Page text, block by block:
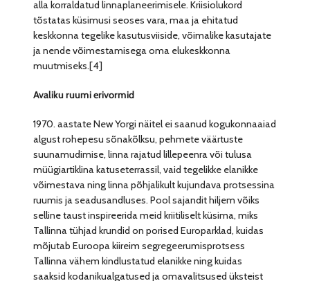
alla korraldatud linnaplaneerimisele. Kriisiolukord
tõstatas küsimusi seoses vara, maa ja ehitatud
keskkonna tegelike kasutusviiside, võimalike kasutajate
ja nende võimestamisega oma elukeskkonna
muutmiseks.[4]
Avaliku ruumi erivormid
1970. aastate New Yorgi näitel ei saanud kogukonnaaiad
algust rohepesu sõnakõlksu, pehmete väärtuste
suunamudimise, linna rajatud lillepeenra või tulusa
müügiartiklina katuseterrassil, vaid tegelikke elanikke
võimestava ning linna põhjalikult kujundava protsessina
ruumis ja seadusandluses. Pool sajandit hiljem võiks
selline taust inspireerida meid kriitiliselt küsima, miks
Tallinna tühjad krundid on porised Europarklad, kuidas
mõjutab Euroopa kiireim segregeerumisprotsess
Tallinna vähem kindlustatud elanikke ning kuidas
saaksid kodanikualgatused ja omavalitsused üksteist